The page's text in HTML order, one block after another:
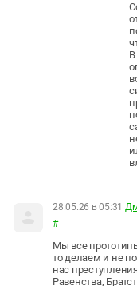
28.05.26 в 05:31
#
Мы все
то делаем и не
нас
Равенства,